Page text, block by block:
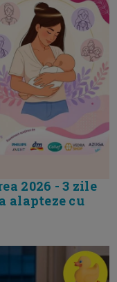
2026 - 3 zile
alapteze cu